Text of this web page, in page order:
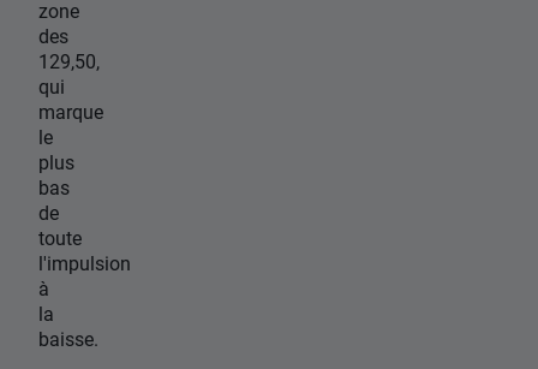
zone
des
129,50,
qui
marque
le
plus
bas
de
toute
l'impulsion
à
la
baisse.